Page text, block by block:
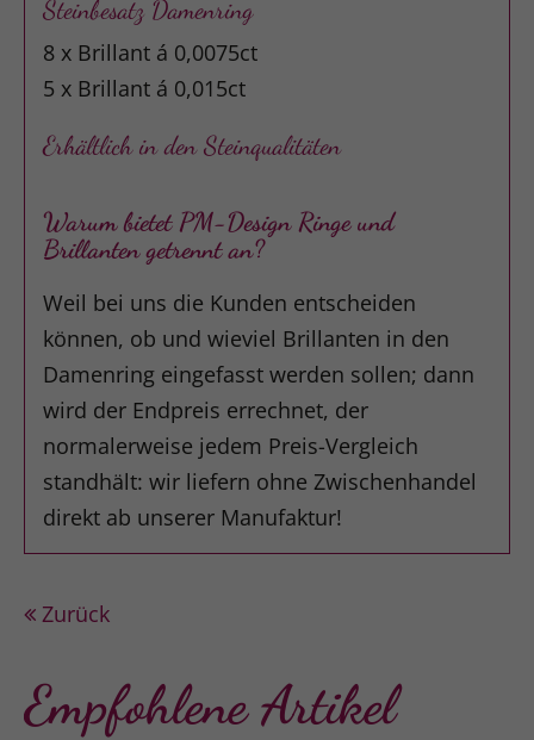
Steinbesatz Damenring
8 x Brillant á 0,0075ct
5 x Brillant á 0,015ct
Erhältlich in den Steinqualitäten
Warum bietet PM-Design Ringe und
Brillanten getrennt an?
Weil bei uns die Kunden entscheiden
können, ob und wieviel Brillanten in den
Damenring eingefasst werden sollen; dann
wird der Endpreis errechnet, der
normalerweise jedem Preis-Vergleich
standhält: wir liefern ohne Zwischenhandel
direkt ab unserer Manufaktur!
Zurück
Empfohlene Artikel